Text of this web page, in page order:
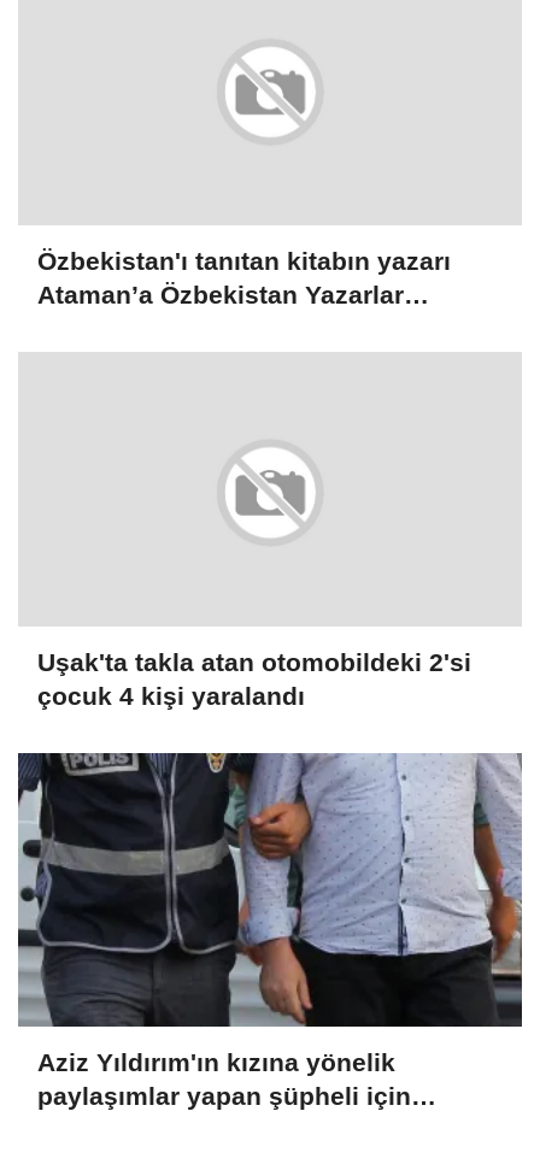
Özbekistan'ı tanıtan kitabın yazarı
Ataman’a Özbekistan Yazarlar
Uşak'ta takla atan otomobildeki 2'si
çocuk 4 kişi yaralandı
Aziz Yıldırım'ın kızına yönelik
paylaşımlar yapan şüpheli için